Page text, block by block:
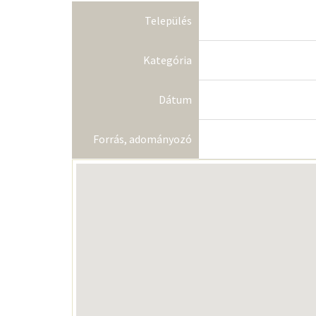
Település
Kategória
Dátum
Forrás, adományozó